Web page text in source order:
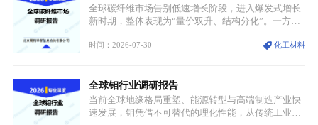
资源与产能、中国主导消费与技术、工艺向低碳湿法
迭代、再生镍加速补位”的全新格局。
全球碳纤维市场告别低速增长阶段，进入爆发式增长
新时期，整体表现为“量价双升、结构分化”。一方面
持续扩张；另一方面产品、需求、应用场景呈现明显
体规模扩张，高附加值领域与规模化工业应用形成两
大独立增长体系。
时间：2026-07-30 化工材料
全球钼行业调研报告
当前全球地缘格局重塑、能源转型与高端制造产业快
速发展，钼凭借不可替代的理化性能，从传统工业金